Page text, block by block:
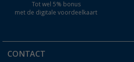
Tot wel 5% bonus
met de digitale voordeelkaart
CONTACT